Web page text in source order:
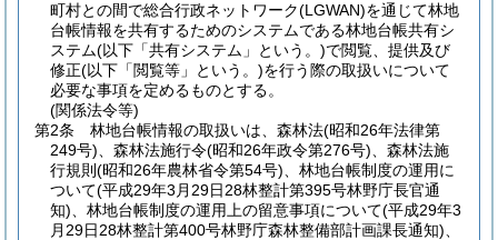
町村との間で総合行政ネットワーク(LGWAN)を通じて林地
台帳情報を共有するためのシステムである林地台帳共有シ
ステム(以下「共有システム」という。)で閲覧、提供及び
修正(以下「閲覧等」という。)を行う際の取扱いについて
必要な事項を定めるものとする。
(関係法令等)
第2条
林地台帳情報の取扱いは、森林法(昭和26年法律第
249号) 、森林法施行令(昭和26年政令第276号) 、森林法施
行規則 (昭和26年農林省令第54号) 、林地台帳制度の運用に
ついて(平成29年3月29日28林整計第395号林野庁長官通
知) 、林地台帳制度の運用上の留意事項について(平成29年3
月29日28林整計第400号林野庁森林整備部計画課長通知)